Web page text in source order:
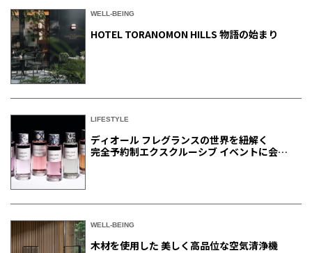
WELL-BEING
HOTEL TORANOMON HILLS 物語の始まり
LIFESTYLE
ディオール フレグランスの世界を紐解く
完全予約制エクスクルーシブ イベントに会員
WELL-BEING
木材を使用した 美しく高品位な空気清浄機